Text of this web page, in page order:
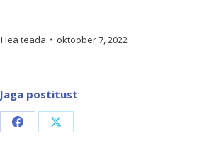
Hea teada oktoober 7, 2022
Jaga postitust
Share Share